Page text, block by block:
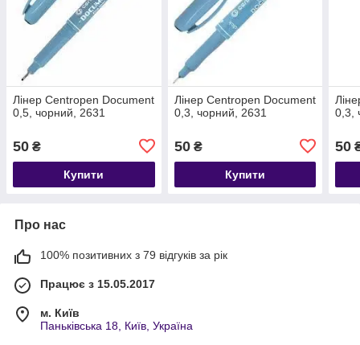
Лінер Centropen Document
0,5, чорний, 2631
50 ₴
Купити
Лінер Centropen Document
0,3, чорний, 2631
50₴
Купити
0,3,
50
Про нас
100% позитивних з 79 відгуків за рік
Працює з 15.05.2017
м. Київ
Паньківська 18, Київ, Україна